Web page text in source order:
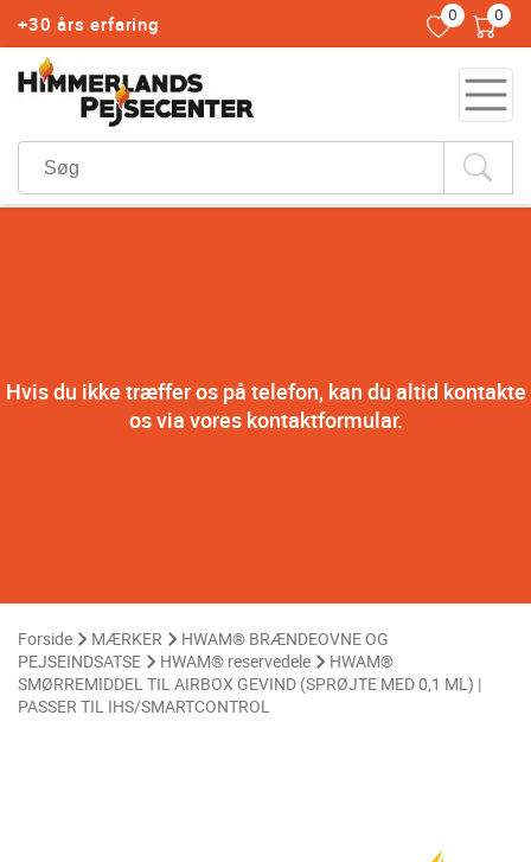
+30 års erfaring 0 0
Hvis du ikke træffer os på telefon, kan du altid kontakte
os via vores kontaktformular.
Forside MÆRKER
HWAM® BRÆNDEOVNE OG
PEJSEINDSATSE
HWAM® reservedele
HWAM®
SMØRREMIDDEL TIL AIRBOX GEVIND (SPRØJTE MED 0,1 ML) |
PASSER TIL IHS/SMARTCONTROL